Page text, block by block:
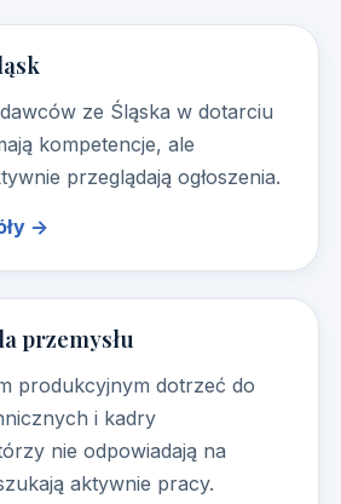
ze Śląska w dotarciu
kompetencje, ale
przeglądają ogłoszenia.
→
przemysłu
produkcyjnym dotrzeć do
i kadry
nie odpowiadają na
aktywnie pracy.